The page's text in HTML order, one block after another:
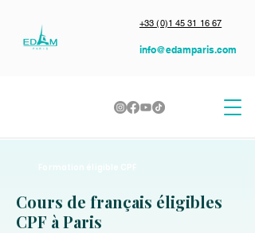
info@edamparis.com
+33 (0)1 45 31 16 67
Cours de français éligibles
CPF à Paris